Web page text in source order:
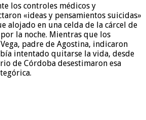
los controles médicos y
«ideas y pensamientos suicidas»
alojado en una celda de la cárcel de
la noche. Mientras que los
padre de Agostina, indicaron
intentado quitarse la vida, desde
de Córdoba desestimaron esa